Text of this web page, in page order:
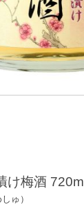
け梅酒 720ml
ゅ）